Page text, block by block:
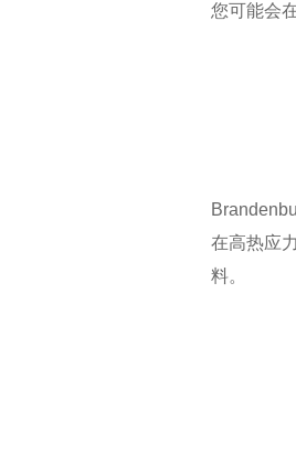
您可能会
在高热应
料。